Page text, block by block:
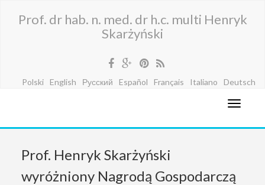
Prof. dr hab. n. med. dr h.c. multi Henryk
Skarżyński
Polski English Русский Español Français Italiano Deutsch
Prof. Henryk Skarżyński
wyróżniony Nagrodą Gospodarczą